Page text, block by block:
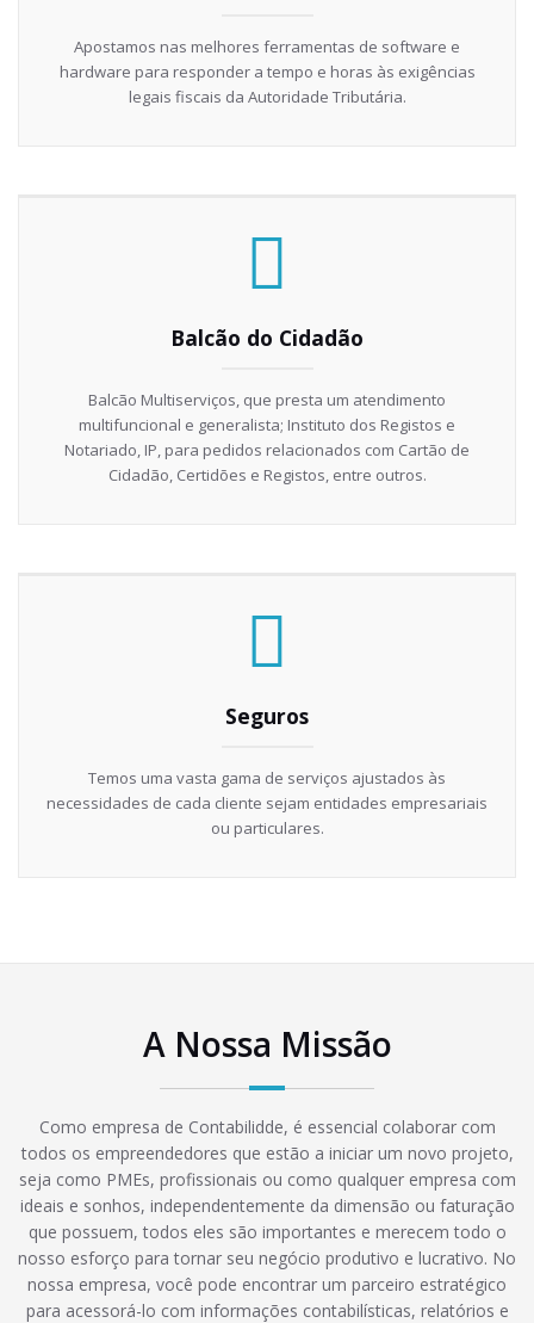
Apostamos nas melhores ferramentas de software e
hardware para responder a tempo e horas às exigências
legais fiscais da Autoridade Tributária.
Balcão do Cidadão
Balcão Multiserviços, que presta um atendimento
multifuncional e generalista; Instituto dos Registos e
Notariado, IP, para pedidos relacionados com Cartão de
Cidadão, Certidões e Registos, entre outros.
Seguros
Temos uma vasta gama de serviços ajustados às
necessidades de cada cliente sejam entidades empresariais
ou particulares.
A Nossa Missão
Como empresa de Contabilidde, é essencial colaborar com
todos os empreendedores que estão a iniciar um novo projeto,
seja como PMEs, profissionais ou como qualquer empresa com
ideais e sonhos, independentemente da dimensão ou faturação
que possuem, todos eles são importantes e merecem todo o
nosso esforço para tornar seu negócio produtivo e lucrativo. No
nossa empresa, você pode encontrar um parceiro estratégico
para acessorá-lo com informações contabilísticas, relatórios e